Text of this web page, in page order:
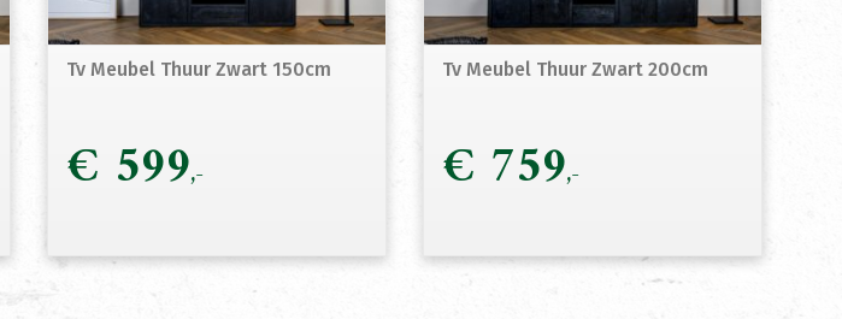
Tv Meubel Thuur Zwart 150cm
€ 599
Tv Meubel Thuur Zwart 200cm
€ 759